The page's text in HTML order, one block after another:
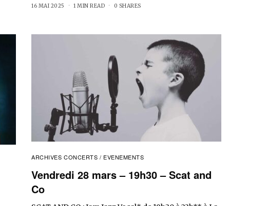
16 MAI 2025 1 MIN READ 0 SHARES
ARCHIVES CONCERTS / EVENEMENTS
Vendredi 28 mars – 19h30 – Scat and
Co